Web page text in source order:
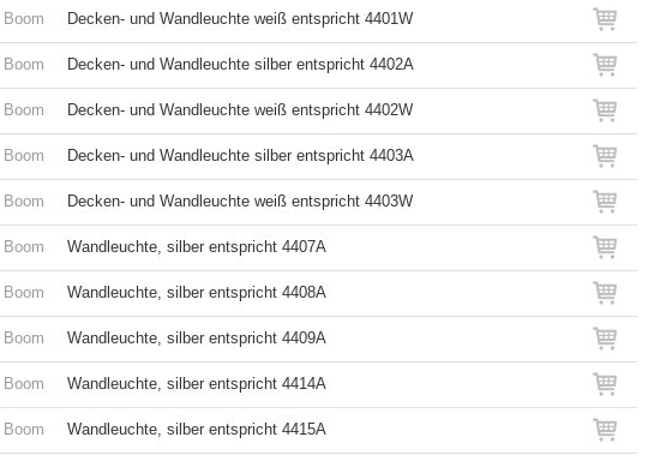
Boom Decken- und Wandleuchte weiß entspricht 4401W
Boom Decken- und Wandleuchte silber entspricht 4402A
Boom Decken- und Wandleuchte weiß entspricht 4402W
Boom Decken- und Wandleuchte silber entspricht 4403A
Boom Decken- und Wandleuchte weiß entspricht 4403W
Boom Wandleuchte, silber entspricht 4407A
Boom Wandleuchte, silber entspricht 4408A
Boom Wandleuchte, silber entspricht 4409A
Boom Wandleuchte, silber entspricht 4414A
Boom Wandleuchte, silber entspricht 4415A